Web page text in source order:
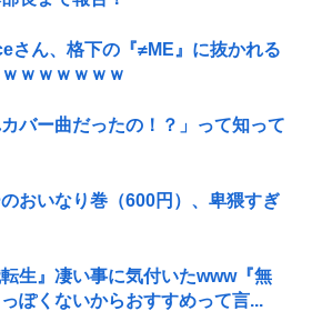
さん、格下の『≠ME』に抜かれる
ｗｗｗｗｗｗ
カバー曲だったの！？」って知って
のおいなり巻（600円）、卑猥すぎ
転生』凄い事に気付いたwww『無
ぽくないからおすすめって言...